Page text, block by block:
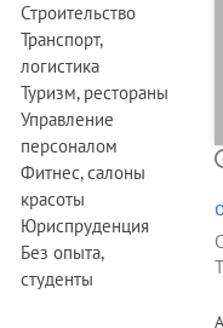
Строительство
Транспорт,
логистика
Туризм, рестораны
Управление
персоналом
Фитнес, салоны
красоты
Юриспруденция
Без опыта,
студенты